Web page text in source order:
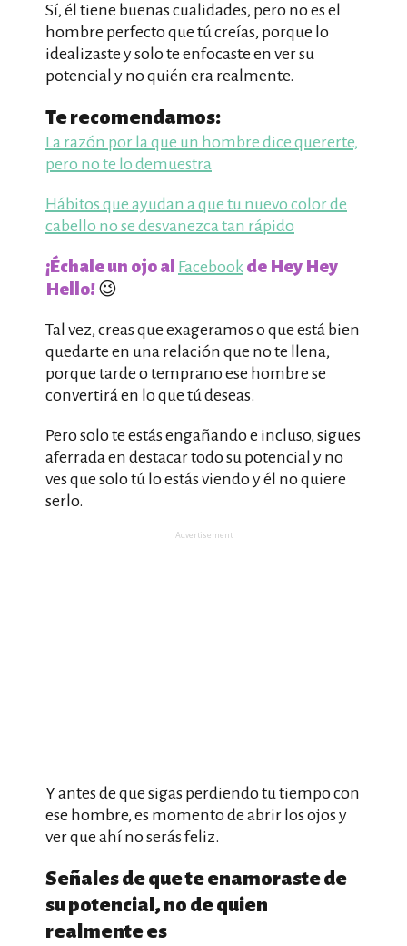
Sí, él tiene buenas cualidades, pero no es el
hombre perfecto que tú creías, porque lo
idealizaste y solo te enfocaste en ver su
potencial y no quién era realmente.
Te recomendamos:
La razón por la que un hombre dice quererte,
pero no te lo demuestra
Hábitos que ayudan a que tu nuevo color de
cabello no se desvanezca tan rápido
¡Échale un ojo al Facebook de Hey Hey
Hello! 😉
Tal vez, creas que exageramos o que está bien
quedarte en una relación que no te llena,
porque tarde o temprano ese hombre se
convertirá en lo que tú deseas.
Pero solo te estás engañando e incluso, sigues
aferrada en destacar todo su potencial y no
ves que solo tú lo estás viendo y él no quiere
serlo.
Advertisement
Y antes de que sigas perdiendo tu tiempo con
ese hombre, es momento de abrir los ojos y
ver que ahí no serás feliz.
Señales de que te enamoraste de
su potencial, no de quien
realmente es